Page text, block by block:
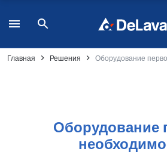
Главная Решения Оборудование
Оборудование